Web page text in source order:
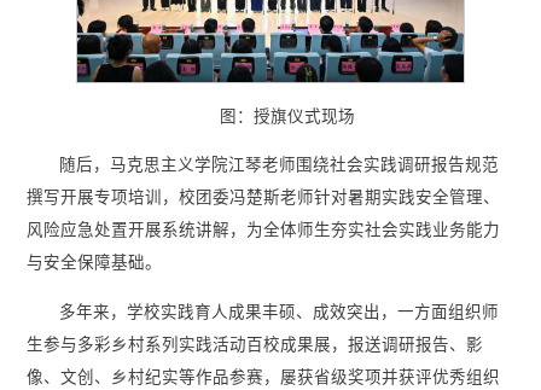
图：授旗仪式现场
随后，马克思主义学院江琴老师围绕社会实践调研报告规范
撰写开展专项培训，校团委冯楚斯老师针对暑期实践安全管理、
风险应急处置开展系统讲解，为全体师生夯实社会实践业务能力
与安全保障基础。
多年来，学校实践育人成果丰硕、成效突出，一方面组织师
生参与多彩乡村系列实践活动百校成果展，报送调研报告、影
像、文创、乡村纪实等作品参赛，屡获省级奖项并获评优秀组织